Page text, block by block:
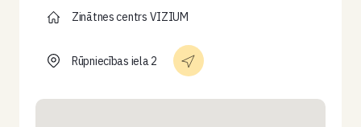
Zinātnes centrs VIZIUM
Rūpniecības iela 2